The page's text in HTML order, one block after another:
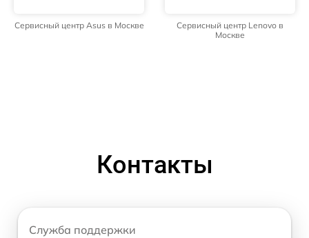
Сервисный центр Asus в Москве
Сервисный центр Lenovo в
Москве
Контакты
Служба поддержки